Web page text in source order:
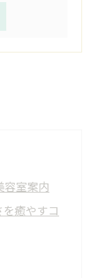
容室案内
癒やすコ
さのポイ